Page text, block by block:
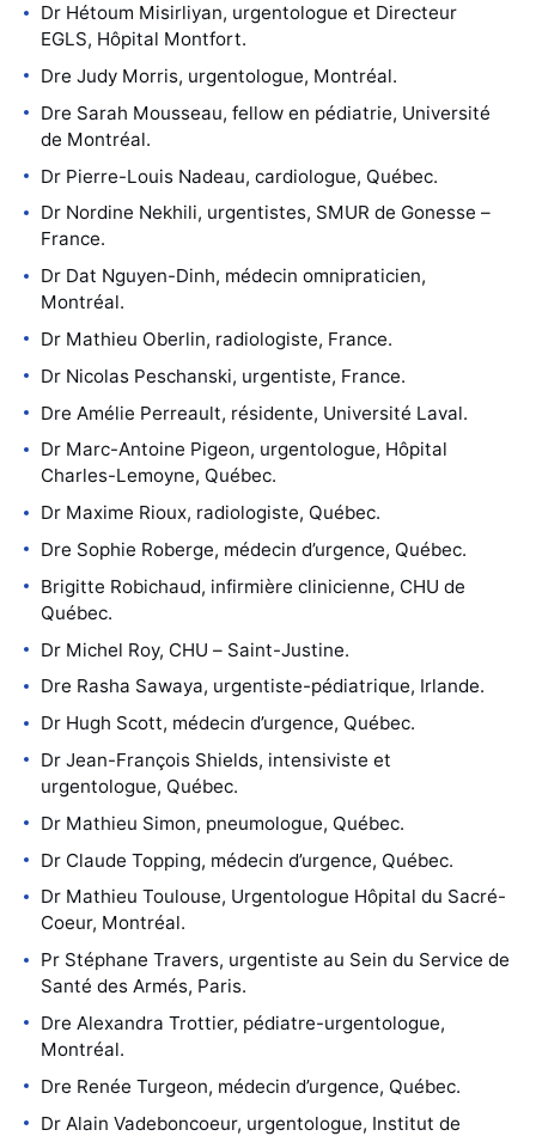
Dr Hétoum Misirliyan, urgentologue et Directeur
EGLS, Hôpital Montfort.
Dre Judy Morris, urgentologue, Montréal.
Dre Sarah Mousseau, fellow en pédiatrie, Université
de Montréal.
Dr Pierre-Louis Nadeau, cardiologue, Québec.
Dr Nordine Nekhili, urgentistes, SMUR de Gonesse –
France.
Dr Dat Nguyen-Dinh, médecin omnipraticien,
Montréal.
Dr Mathieu Oberlin, radiologiste, France.
Dr Nicolas Peschanski, urgentiste, France.
Dre Amélie Perreault, résidente, Université Laval.
Dr Marc-Antoine Pigeon, urgentologue, Hôpital
Charles-Lemoyne, Québec.
Dr Maxime Rioux, radiologiste, Québec.
Dre Sophie Roberge, médecin d’urgence, Québec.
Brigitte Robichaud, infirmière clinicienne, CHU de
Québec.
Dr Michel Roy, CHU – Saint-Justine.
Dre Rasha Sawaya, urgentiste-pédiatrique, Irlande.
Dr Hugh Scott, médecin d’urgence, Québec.
Dr Jean-François Shields, intensiviste et
urgentologue, Québec.
Dr Mathieu Simon, pneumologue, Québec.
Dr Claude Topping, médecin d’urgence, Québec.
Dr Mathieu Toulouse, Urgentologue Hôpital du Sacré-
Coeur, Montréal.
Pr Stéphane Travers, urgentiste au Sein du Service de
Santé des Armés, Paris.
Dre Alexandra Trottier, pédiatre-urgentologue,
Montréal.
Dre Renée Turgeon, médecin d’urgence, Québec.
Dr Alain Vadeboncoeur, urgentologue, Institut de